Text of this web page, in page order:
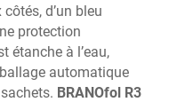
d’un bleu
protection
étanche à l’eau,
automatique
BRANOfol R3